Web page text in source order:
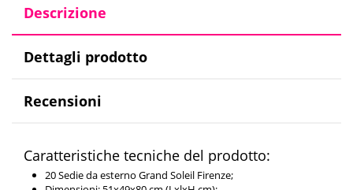
Descrizione
Dettagli prodotto
Recensioni
Caratteristiche tecniche del prodotto:
20 Sedie da esterno Grand Soleil Firenze;